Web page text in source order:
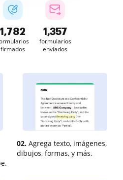
1,782
firmados
1,357
formularios
enviados
02. Agrega texto, imágenes,
dibujos, formas, y más.